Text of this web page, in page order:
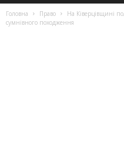
Головна Право
На Ківерцівщині
сумнівного походження